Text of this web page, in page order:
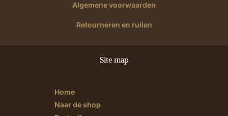
Algemene voorwaarden
Retourneren en ruilen
Site map
Home
Naar de shop